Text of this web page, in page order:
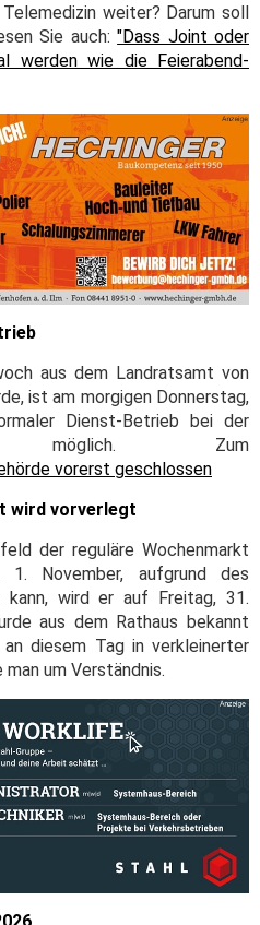
weiter? Darum soll
Sie auch:"Dass Joint oder
werden wie die Feierabend-
aus dem Landratsamt von
ist am morgigen Donnerstag,
Dienst-Betrieb bei der
möglich. Zum
vorerst geschlossen
wird vorverlegt
der reguläre Wochenmarkt
1. November, aufgrund des
wird er auf Freitag, 31.
aus dem Rathaus bekannt
diesem Tag in verkleinerter
um Verständnis.